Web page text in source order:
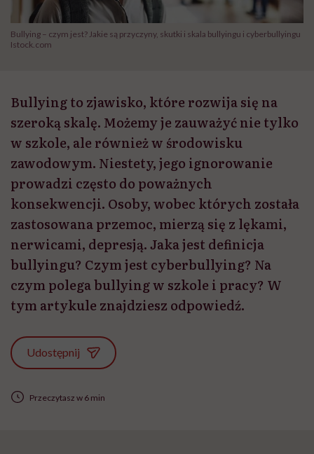
Bullying – czym jest? Jakie są przyczyny, skutki i skala bullyingu i cyberbullyingu
Istock.com
Bullying to zjawisko, które rozwija się na
szeroką skalę. Możemy je zauważyć nie tylko
w szkole, ale również w środowisku
zawodowym. Niestety, jego ignorowanie
prowadzi często do poważnych
konsekwencji. Osoby, wobec których została
zastosowana przemoc, mierzą się z lękami,
nerwicami, depresją. Jaka jest definicja
bullyingu? Czym jest cyberbullying? Na
czym polega bullying w szkole i pracy? W
tym artykule znajdziesz odpowiedź.
Udostępnij
Przeczytasz w 6 min